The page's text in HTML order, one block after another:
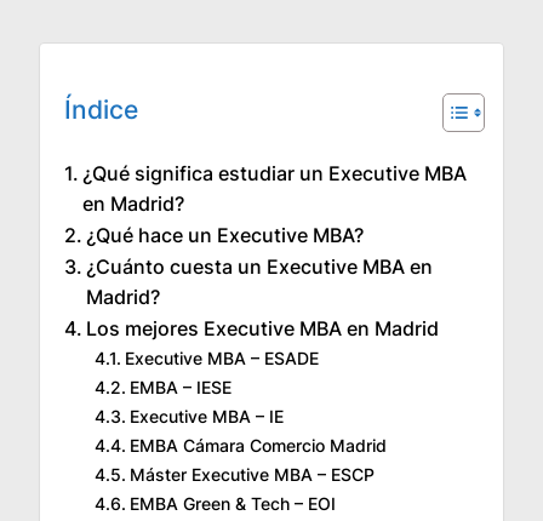
Índice
¿Qué significa estudiar un Executive MBA
en Madrid?
¿Qué hace un Executive MBA?
¿Cuánto cuesta un Executive MBA en
Madrid?
Los mejores Executive MBA en Madrid
Executive MBA – ESADE
EMBA – IESE
Executive MBA – IE
EMBA Cámara Comercio Madrid
Máster Executive MBA – ESCP
EMBA Green & Tech – EOI